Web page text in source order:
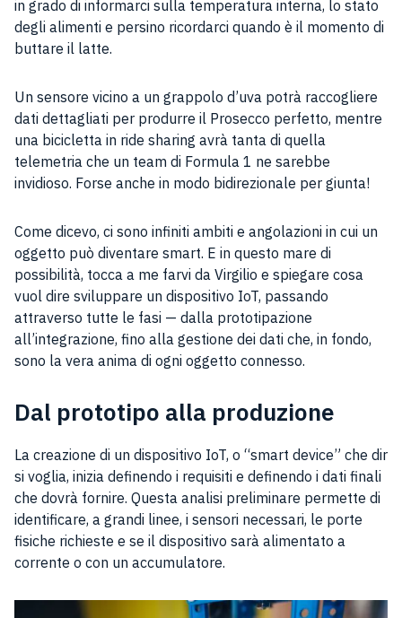
in grado di informarci sulla temperatura interna, lo stato
degli alimenti e persino ricordarci quando è il momento di
buttare il latte.
Un sensore vicino a un grappolo d’uva potrà raccogliere
dati dettagliati per produrre il Prosecco perfetto, mentre
una bicicletta in ride sharing avrà tanta di quella
telemetria che un team di Formula 1 ne sarebbe
invidioso. Forse anche in modo bidirezionale per giunta!
Come dicevo, ci sono infiniti ambiti e angolazioni in cui un
oggetto può diventare smart. E in questo mare di
possibilità, tocca a me farvi da Virgilio e spiegare cosa
vuol dire sviluppare un dispositivo IoT, passando
attraverso tutte le fasi — dalla prototipazione
all’integrazione, fino alla gestione dei dati che, in fondo,
sono la vera anima di ogni oggetto connesso.
Dal prototipo alla produzione
La creazione di un dispositivo IoT, o “smart device” che dir
si voglia, inizia definendo i requisiti e definendo i dati finali
che dovrà fornire. Questa analisi preliminare permette di
identificare, a grandi linee, i sensori necessari, le porte
fisiche richieste e se il dispositivo sarà alimentato a
corrente o con un accumulatore.